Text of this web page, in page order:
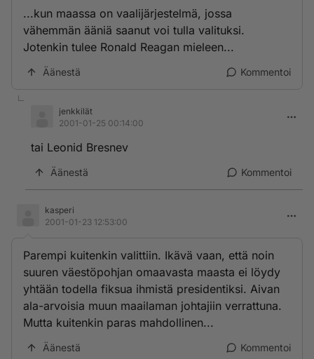
...kun maassa on vaalijärjestelmä, jossa
vähemmän ääniä saanut voi tulla valituksi.
Jotenkin tulee Ronald Reagan mieleen...
Äänestä Kommentoi
jenkkilät
2001-01-25 00:14:00
tai Leonid Bresnev
Äänestä Kommentoi
kasperi
2001-01-23 12:53:00
Parempi kuitenkin valittiin. Ikävä vaan, että noin
suuren väestöpohjan omaavasta maasta ei löydy
yhtään todella fiksua ihmistä presidentiksi. Aivan
ala-arvoisia muun maailaman johtajiin verrattuna.
Mutta kuitenkin paras mahdollinen...
Äänestä Kommentoi